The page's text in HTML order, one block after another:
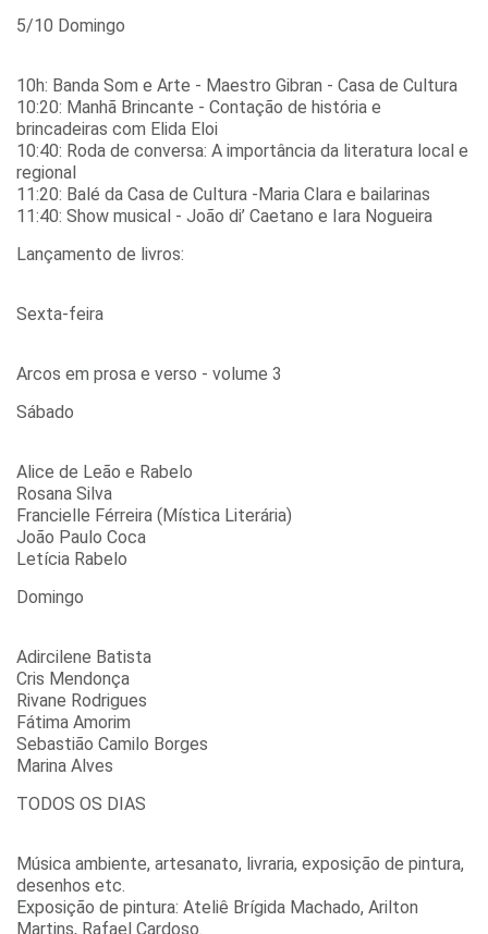
5/10 Domingo
10h: Banda Som e Arte - Maestro Gibran - Casa de Cultura
10:20: Manhã Brincante - Contação de história e
brincadeiras com Elida Eloi
10:40: Roda de conversa: A importância da literatura local e
regional
11:20: Balé da Casa de Cultura -Maria Clara e bailarinas
11:40: Show musical - João di’ Caetano e Iara Nogueira
Lançamento de livros:
Sexta-feira
Arcos em prosa e verso - volume 3
Sábado
Alice de Leão e Rabelo
Rosana Silva
Francielle Férreira (Mística Literária)
João Paulo Coca
Letícia Rabelo
Domingo
Adircilene Batista
Cris Mendonça
Rivane Rodrigues
Fátima Amorim
Sebastião Camilo Borges
Marina Alves
TODOS OS DIAS
Música ambiente, artesanato, livraria, exposição de pintura,
desenhos etc.
Exposição de pintura: Ateliê Brígida Machado, Arilton
Martins, Rafael Cardoso.